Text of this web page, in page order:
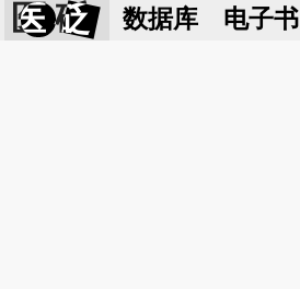
医 砭 数据库 电子书